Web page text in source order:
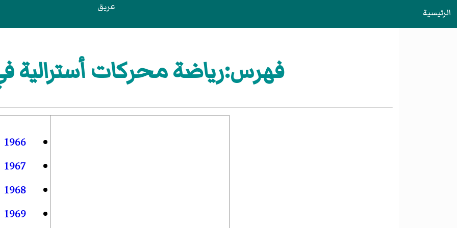
الرئيسية عريق
فهرس:رياضة محركات أسترالية في
1966
1967
1968
1969